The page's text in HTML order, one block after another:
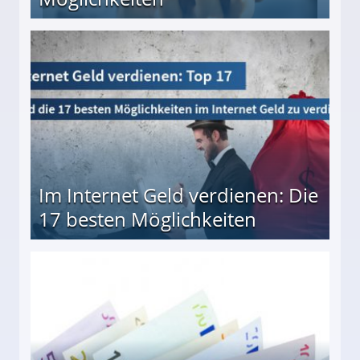
besten Möglichkeiten
Im Internet Geld verdienen: Die
17 besten Möglichkeiten